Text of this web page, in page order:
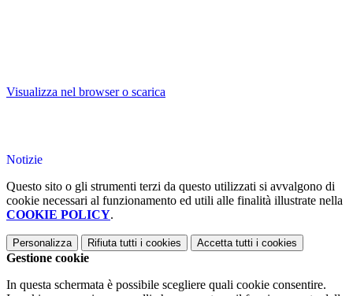
Visualizza nel browser o scarica
Notizie
Questo sito o gli strumenti terzi da questo utilizzati si avvalgono di
cookie necessari al funzionamento ed utili alle finalità illustrate nella
COOKIE POLICY.
Personalizza Rifiuta tutti i cookies Accetta tutti i cookies
Gestione cookie
In questa schermata è possibile scegliere quali cookie consentire.